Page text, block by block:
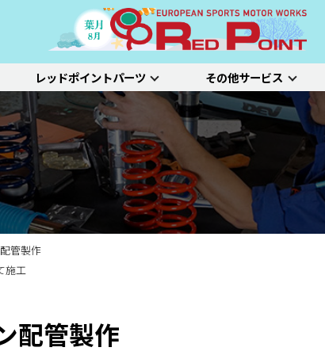
ム）診断 SDL診断 ホイール
タイヤ整備 新車点検
ステージ1／ベーシック ステージ
価格表
レッドポイントパーツ
プジョー シトロエン/DS アルファ
吸排気系 サスペン
エクステリア インテリ
その他サービス
特選中古車 車両買い
管製作
施工
配管製作